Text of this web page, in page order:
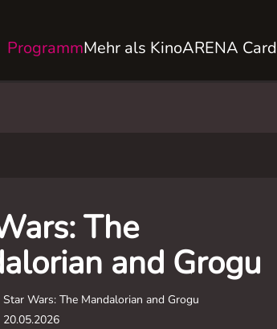
ProgrammMehr als KinoARENA Card
The
and Grogu
Star Wars: The Mandalorian and Grogu
20.05.2026